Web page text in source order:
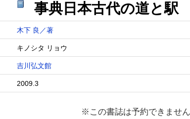
事典日本古代の
木下 良／著
キノシタ リョウ
吉川弘文館
2009.3
※この書誌は予約できません